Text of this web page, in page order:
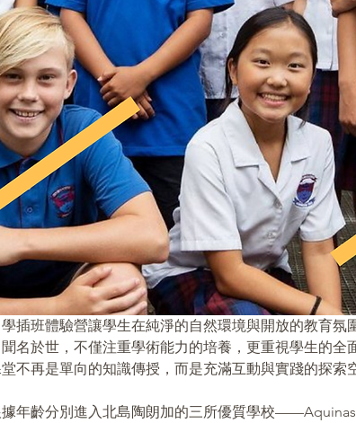
插班體驗營讓學生在純淨的自然環境與開放的教育
名於世，不僅注重學術能力的培養，更重視學生的
不再是單向的知識傳授，而是充滿互動與實踐的探索
年齡分別進入北島陶朗加的三所優質學校